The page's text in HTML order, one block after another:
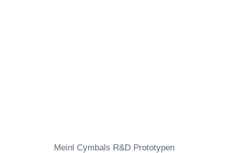
Meinl Cymbals R&D Prototypen